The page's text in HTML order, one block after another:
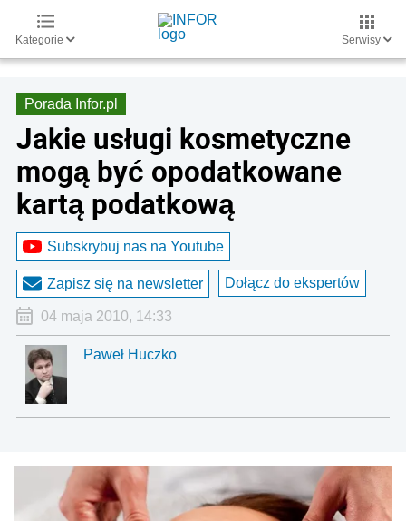
Kategorie Serwisy
Porada Infor.pl
Jakie usługi kosmetyczne
mogą być opodatkowane
kartą podatkową
Subskrybuj nas na Youtube
Zapisz się na newsletter Dołącz do ekspertów
04 maja 2010, 14:33
Paweł Huczko